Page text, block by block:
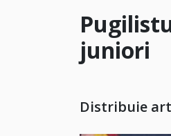
juniori
Distribuie